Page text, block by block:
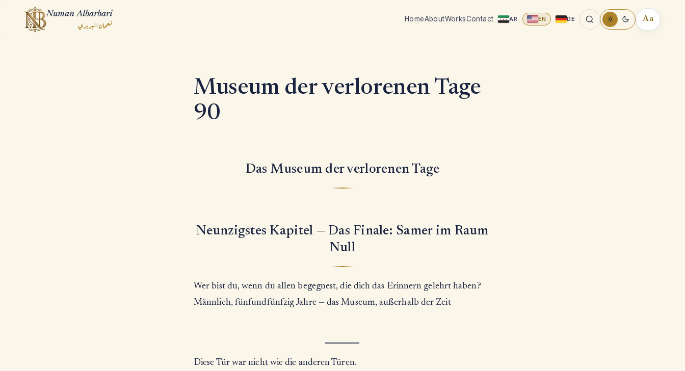
Numan Albarbari
نعمان البربري HomeAboutWorksContact AR EN DE AaREADING
TOOLS
Museum der verlorenen Tage
90
Das Museum der verlorenen Tage
Neunzigstes Kapitel — Das Finale: Samer im Raum
Null
Wer bist du, wenn du allen begegnest, die dich das Erinnern gelehrt haben?
Männlich, fünfundfünfzig Jahre — das Museum, außerhalb der Zeit
⸻
Diese Tür war nicht wie die anderen Türen.